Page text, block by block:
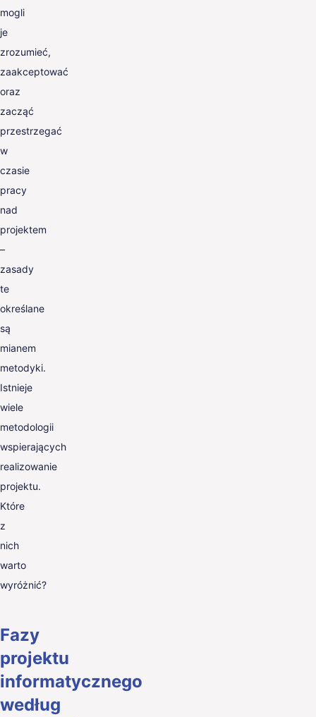
mogli
je
zrozumieć,
zaakceptować
oraz
zacząć
przestrzegać
w
czasie
pracy
nad
projektem
–
zasady
te
określane
są
mianem
metodyki.
Istnieje
wiele
metodologii
wspierających
realizowanie
projektu.
Które
z
nich
warto
wyróżnić?
Fazy
projektu
informatycznego
według